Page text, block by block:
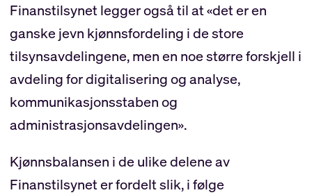
Finanstilsynet legger også til at «det er en
ganske jevn kjønnsfordeling i de store
tilsynsavdelingene, men en noe større forskjell i
avdeling for digitalisering og analyse,
kommunikasjonsstaben og
administrasjonsavdelingen».
Kjønnsbalansen i de ulike delene av
Finanstilsynet er fordelt slik, i følge